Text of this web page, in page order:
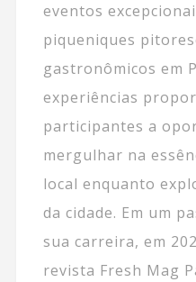
eventos
piqueniques
gastronômicos em
experiências
participantes a
mergulhar na
local enquanto
da cidade. Em um
sua carreira, em
revista Fresh Mag